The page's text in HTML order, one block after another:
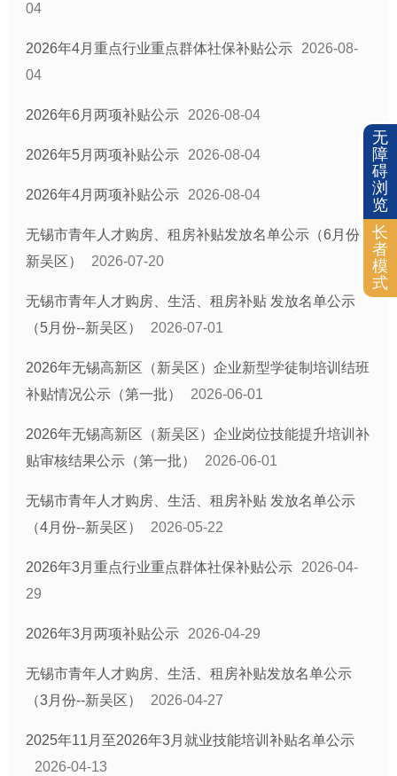
无
障
碍
浏
览
长
者
模
式
04
2026年4月重点行业重点群体社保补贴公示
2026-08-
04
2026年6月两项补贴公示 2026-08-04
2026年5月两项补贴公示 2026-08-04
2026年4月两项补贴公示 2026-08-04
无锡市青年人才购房、租房补贴发放名单公示（6月份--
新吴区）
2026-07-20
无锡市青年人才购房、生活、租房补贴 发放名单公示
（5月份--新吴区）
2026-07-01
2026年无锡高新区（新吴区）企业新型学徒制培训结班
补贴情况公示（第一批）
2026-06-01
2026年无锡高新区（新吴区）企业岗位技能提升培训补
贴审核结果公示（第一批）
2026-06-01
无锡市青年人才购房、生活、租房补贴 发放名单公示
（4月份--新吴区）
2026-05-22
2026年3月重点行业重点群体社保补贴公示
2026-04-
29
2026年3月两项补贴公示 2026-04-29
无锡市青年人才购房、生活、租房补贴发放名单公示
（3月份--新吴区）
2026-04-27
2025年11月至2026年3月就业技能培训补贴名单公示
2026-04-13